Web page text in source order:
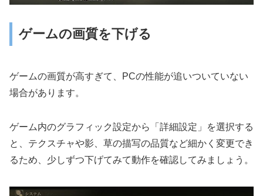
ゲームの画質を下げる
ゲームの画質が高すぎて、PCの性能が追いついていない
場合があります。
ゲーム内のグラフィック設定から「詳細設定」を選択する
と、テクスチャや影、草の描写の品質など細かく変更でき
るため、少しずつ下げてみて動作を確認してみましょう。